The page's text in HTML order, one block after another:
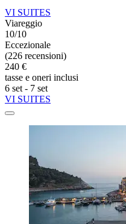
VI SUITES
Viareggio
10/10
Eccezionale
(226 recensioni)
240 €
tasse e oneri inclusi
6 set - 7 set
VI SUITES